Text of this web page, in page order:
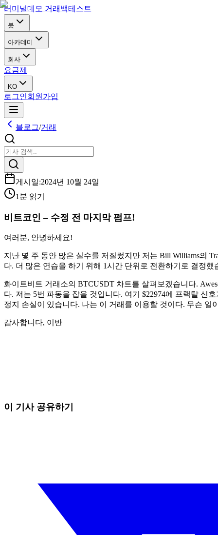
터미널데모 거래 백테스트
봇
아카데미
회사
요금제
KO
로그인회원가입
블로그/거래
게시일:2024년 10월 24일
1분 읽기
비트코인 – 수정 전 마지막 펌프!
여러분, 안녕하세요!
지난 몇 주 동안 많은 실수를 저질렀지만 저는 Bill Williams의
다. 더 많은 연습을 하기 위해 1시간 단위로 전환하기로 결정
화이트비트 거래소의 BTCUSDT 차트를 살펴보겠습니다.
다. 저는 5번 파동을 잡을 것입니다. 여기 $22974에 프랙탈 신
정지 손실이 있습니다. 나는 이 거래를 이용할 것이다. 무슨 일
감사합니다, 이반
이 기사 공유하기